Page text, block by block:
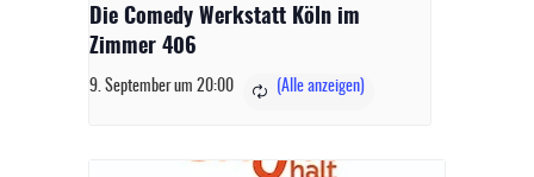
Die Comedy Werkstatt Köln im
Zimmer 406
9. September um 20:00